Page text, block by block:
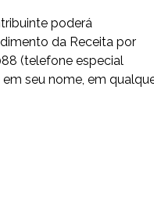
poderá
da Receita por
(telefone especial
seu nome, em